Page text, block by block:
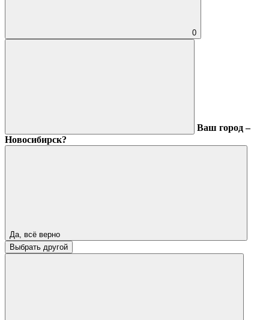
0
Ваш город –
Новосибирск?
Да, всё верно
Выбрать другой